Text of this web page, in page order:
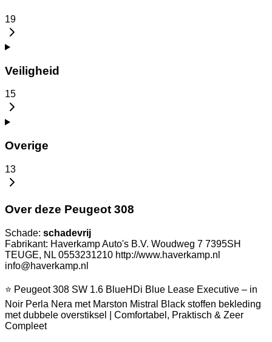
19
Veiligheid
15
Overige
13
Over deze Peugeot 308
Schade: schadevrij
Fabrikant: Haverkamp Auto's B.V. Woudweg 7 7395SH
TEUGE, NL 0553231210 http://www.haverkamp.nl
info@haverkamp.nl
⭐ Peugeot 308 SW 1.6 BlueHDi Blue Lease Executive – in
Noir Perla Nera met Marston Mistral Black stoffen bekleding
met dubbele overstiksel | Comfortabel, Praktisch & Zeer
Compleet